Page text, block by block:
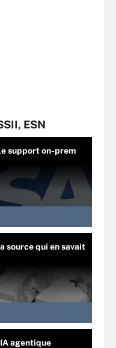
ESN
support on-prem
source qui en savait
agentique